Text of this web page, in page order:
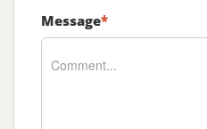
Message*